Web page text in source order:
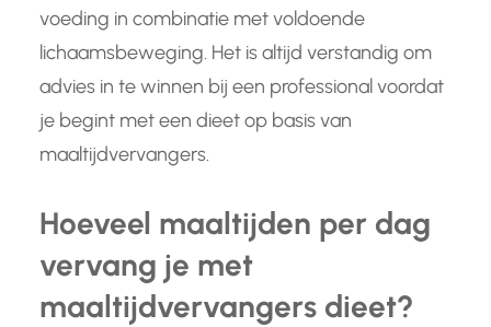
voeding in combinatie met voldoende
lichaamsbeweging. Het is altijd verstandig om
advies in te winnen bij een professional voordat
je begint met een dieet op basis van
maaltijdvervangers.
Hoeveel maaltijden per dag
vervang je met
maaltijdvervangers dieet?